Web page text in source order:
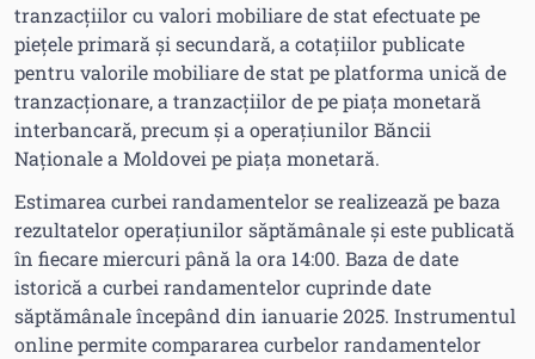
tranzacțiilor cu valori mobiliare de stat efectuate pe
piețele primară și secundară, a cotațiilor publicate
pentru valorile mobiliare de stat pe platforma unică de
tranzacționare, a tranzacțiilor de pe piața monetară
interbancară, precum și a operațiunilor Băncii
Naționale a Moldovei pe piața monetară.
Estimarea curbei randamentelor se realizează pe baza
rezultatelor operațiunilor săptămânale și este publicată
în fiecare miercuri până la ora 14:00. Baza de date
istorică a curbei randamentelor cuprinde date
săptămânale începând din ianuarie 2025. Instrumentul
online permite compararea curbelor randamentelor